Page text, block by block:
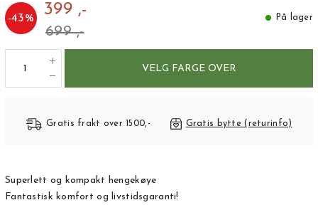
-43% 399 ,-
699 ,-
På lager
VELG FARGE OVER
Gratis frakt over 1500,- Gratis bytte (returinfo)
Superlett og kompakt hengekøye
Fantastisk komfort og livstidsgaranti!